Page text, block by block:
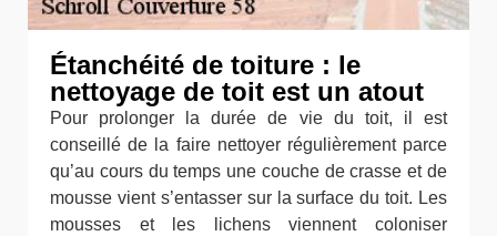
Étanchéité de toiture : le
nettoyage de toit est un atout
Pour prolonger la durée de vie du toit, il est
conseillé de la faire nettoyer régulièrement parce
qu’au cours du temps une couche de crasse et de
mousse vient s’entasser sur la surface du toit. Les
mousses et les lichens viennent coloniser